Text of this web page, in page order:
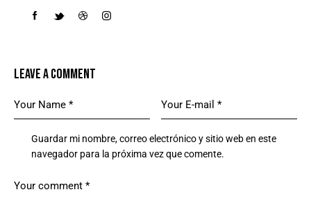
LEAVE A COMMENT
Guardar mi nombre, correo electrónico y sitio web en este
navegador para la próxima vez que comente.